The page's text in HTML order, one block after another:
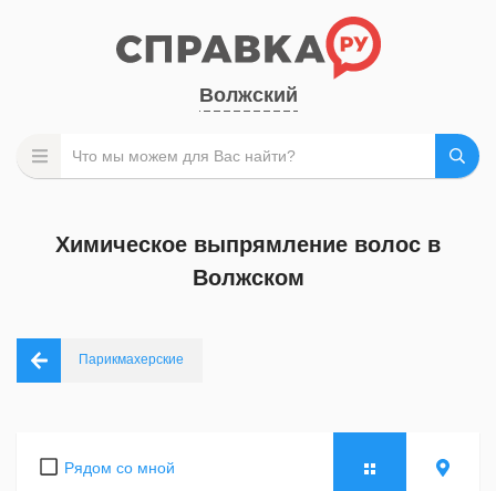
Волжский
Химическое выпрямление волос в
Волжском
Парикмахерские
Рядом со мной